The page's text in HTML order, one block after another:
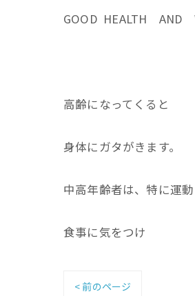
GOOD HEALTH AND
高齢になってくると
身体にガタがきます。
中高年齢者は、特に運動
食事に気をつけ
< 前のページ